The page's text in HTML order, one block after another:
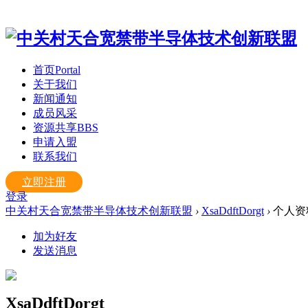
首页Portal
关于我们
新闻通知
成员风采
资源共享BBS
申请入盟
联系我们
立即注册
登录
中关村天合宽禁带半导体技术创新联盟 › XsaDdftDorgt › 个人资
加为好友
发送消息
XsaDdftDorgt